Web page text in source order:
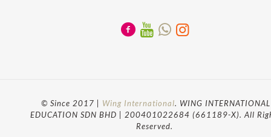
© Since 2017 | Wing International. WING INTERNATIONAL
EDUCATION SDN BHD | 200401022684 (661189-X). All
Reserved.